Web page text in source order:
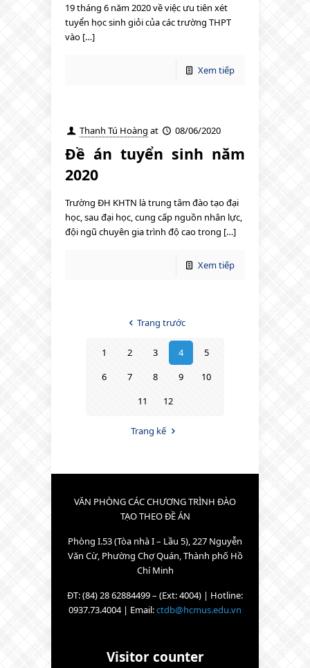
19 tháng 6 năm 2020 về việc ưu tiên xét
tuyển học sinh giỏi của các trường THPT
vào […]
Xem tiếp
Thanh Tú Hoàng at 08/06/2020
Đề án tuyển sinh năm
2020
Trường ĐH KHTN là trung tâm đào tạo đại
học, sau đại học, cung cấp nguồn nhân lực,
đội ngũ chuyên gia trình độ cao trong […]
Xem tiếp
Trang trước
1 2 3 4
5
6
7 8 9
10
11
12
Trang kế
VĂN PHÒNG CÁC CHƯƠNG TRÌNH ĐÀO
TẠO THEO ĐỀ ÁN
Phòng I.53 (Tòa nhà I – Lầu 5), 227 Nguyễn
Văn Cừ, Phường Chợ Quán, Thành phố Hồ
Chí Minh
ĐT: (84) 28 62884499 – (Ext: 4004) | Hotline:
0937.73.4004 | Email:ctdb@hcmus.edu.vn
Visitor counter